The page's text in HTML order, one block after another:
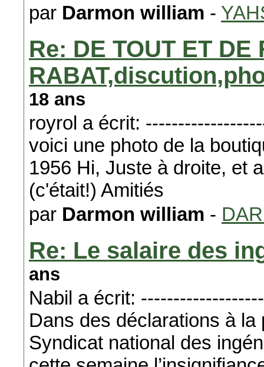
par Darmon william -
Re: DE TOUT ET DE
18 ans
royrol a écrit:
voici une photo de la
1956 Hi, Juste à droite, et
(c'était!) Amitiés
par Darmon william -
Re: Le salaire des
ans
Nabil a écrit:
Dans des déclarations à
Syndicat national des